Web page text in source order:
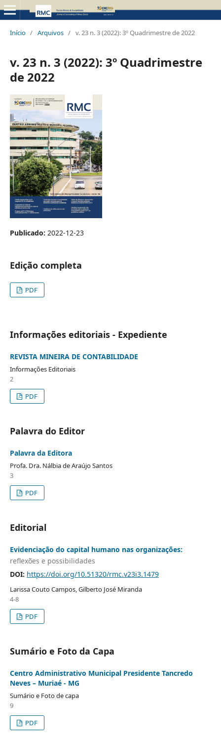
Início / Arquivos / v. 23 n. 3 (2022): 3º Quadrimestre de 2022
v. 23 n. 3 (2022): 3º Quadrimestre
de 2022
Publicado: 2022-12-23
Edição completa
PDF
Informações editoriais - Expediente
REVISTA MINEIRA DE CONTABILIDADE
Informações Editoriais
2
PDF
Palavra do Editor
Palavra da Editora
Profa. Dra. Nálbia de Araújo Santos
3
PDF
Editorial
Evidenciação do capital humano nas organizações:
reflexões e possibilidades
DOI: https://doi.org/10.51320/rmc.v23i3.1479
Larissa Couto Campos, Gilberto José Miranda
4-8
PDF
Sumário e Foto da Capa
Centro Administrativo Municipal Presidente Tancredo
Neves – Muriaé - MG
Sumário e Foto de capa
9
PDF